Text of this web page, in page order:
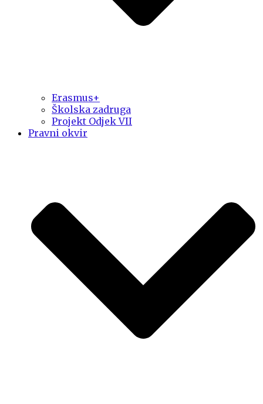
Erasmus+
Školska zadruga
Projekt Odjek VII
Pravni okvir